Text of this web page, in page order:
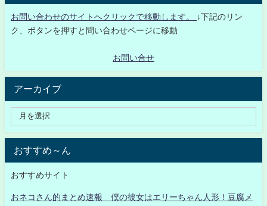
お問い合わせのサイトへクリックで移動します。
↓下記のリン
ク、ボタンを押すと問い合わせページに移動
お問い合せ
アーカイブ
おすすめ～ん
おすすめサイト
おネコさん的まとめ速報 僕の彼女はエリーちゃん人形！豆腐メ